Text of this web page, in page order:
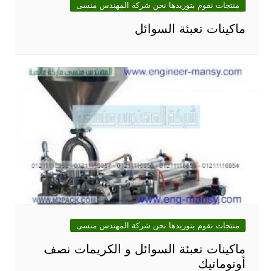
منتجات نقوم بتوريدها نحن شركة المهندس منسى
ماكينات تعبئة السوائل
منتجات نقوم بتوريدها نحن شركة المهندس منسى
ماكينات تعبئة السوائل و الكريمات نصف
أوتوماتيك